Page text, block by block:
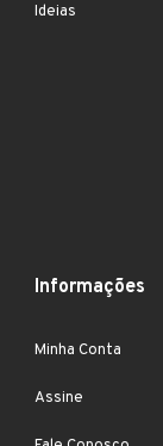
Ideias
Informações
Minha Conta
Assine